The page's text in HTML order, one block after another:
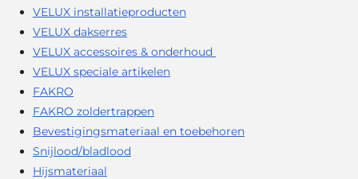
VELUX installatieproducten
VELUX dakserres
VELUX accessoires & onderhoud
VELUX speciale artikelen
FAKRO
FAKRO zoldertrappen
Bevestigingsmateriaal en toebehoren
Snijlood/bladlood
Hijsmateriaal